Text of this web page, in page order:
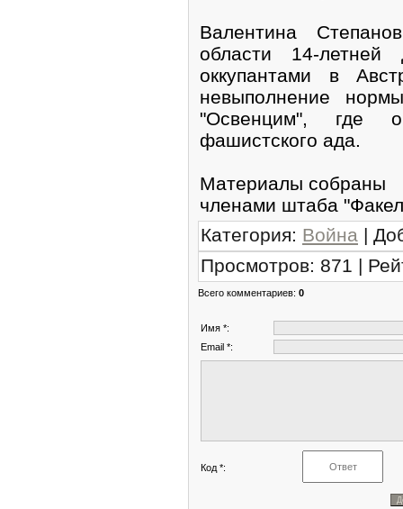
Валентина
области 14-летней
оккупантами в
невыполнение
"Освенцим", где
фашистского ада.
Материалы собраны
членами штаба
Категория: Война |
Просмотров: 871 |
Всего комментариев: 0
Имя *:
Email *:
Код *: